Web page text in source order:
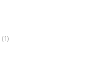
(1)